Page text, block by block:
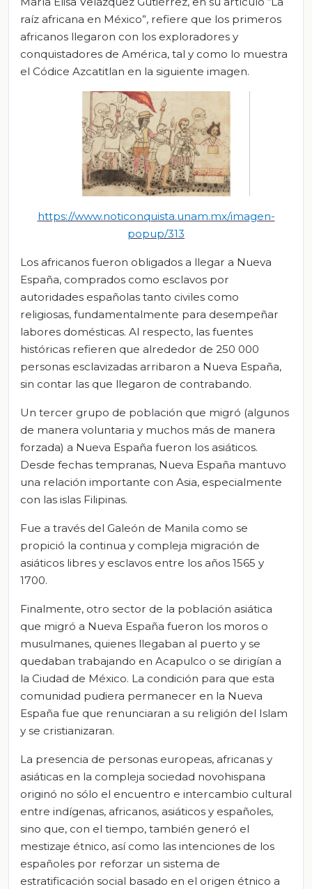
raíz africana en México”, refiere que los primeros
africanos llegaron con los exploradores y
conquistadores de América, tal y como lo muestra
el Códice Azcatitlan en la siguiente imagen.
https://www.noticonquista.unam.mx/imagen-
popup/313
Los africanos fueron obligados a llegar a Nueva
España, comprados como esclavos por
autoridades españolas tanto civiles como
religiosas, fundamentalmente para desempeñar
labores domésticas. Al respecto, las fuentes
históricas refieren que alrededor de 250 000
personas esclavizadas arribaron a Nueva España,
sin contar las que llegaron de contrabando.
Un tercer grupo de población que migró (algunos
de manera voluntaria y muchos más de manera
forzada) a Nueva España fueron los asiáticos.
Desde fechas tempranas, Nueva España mantuvo
una relación importante con Asia, especialmente
con las islas Filipinas.
Fue a través del Galeón de Manila como se
propició la continua y compleja migración de
asiáticos libres y esclavos entre los años 1565 y
1700.
Finalmente, otro sector de la población asiática
que migró a Nueva España fueron los moros o
musulmanes, quienes llegaban al puerto y se
quedaban trabajando en Acapulco o se dirigían a
la Ciudad de México. La condición para que esta
comunidad pudiera permanecer en la Nueva
España fue que renunciaran a su religión del Islam
y se cristianizaran.
La presencia de personas europeas, africanas y
asiáticas en la compleja sociedad novohispana
originó no sólo el encuentro e intercambio cultural
entre indígenas, africanos, asiáticos y españoles,
sino que, con el tiempo, también generó el
mestizaje étnico, así como las intenciones de los
españoles por reforzar un sistema de
estratificación social basado en el origen étnico a